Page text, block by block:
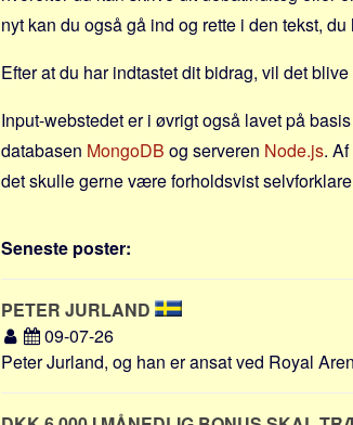
nyt kan du også gå ind og rette i den tekst,
Efter at du har indtastet dit bidrag, vil det
Input-webstedet er i øvrigt også lavet på
databasen MongoDB og serveren Node.js.
det skulle gerne være forholdsvist
Seneste poster:
PETER JURLAND
09-07-26
Peter Jurland, og han er ansat ved Royal